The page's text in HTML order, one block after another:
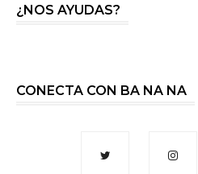
¿NOS AYUDAS?
CONECTA CON BA NA NA